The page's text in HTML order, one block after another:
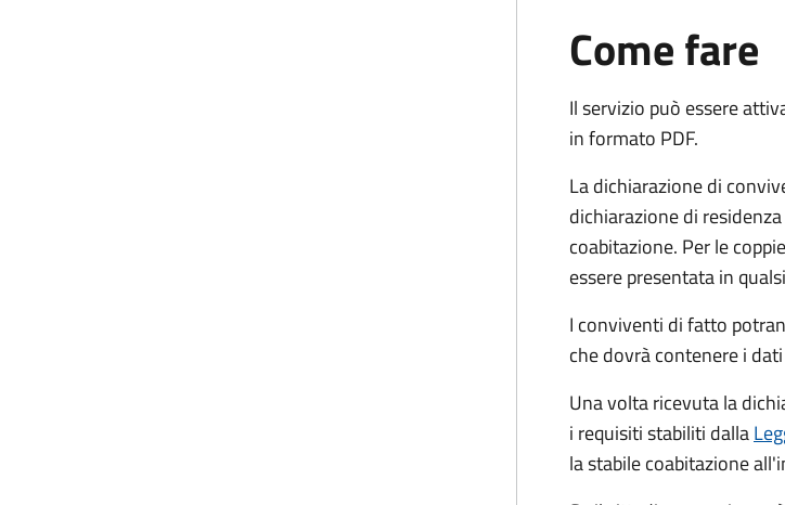
Come fare
Il servizio può essere
in formato PDF.
La dichiarazione di
dichiarazione di
coabitazione. Per le
essere presentata in
I conviventi di fatto
che dovrà contenere i
Una volta ricevuta la
i requisiti stabiliti dalla
la stabile coabitazione